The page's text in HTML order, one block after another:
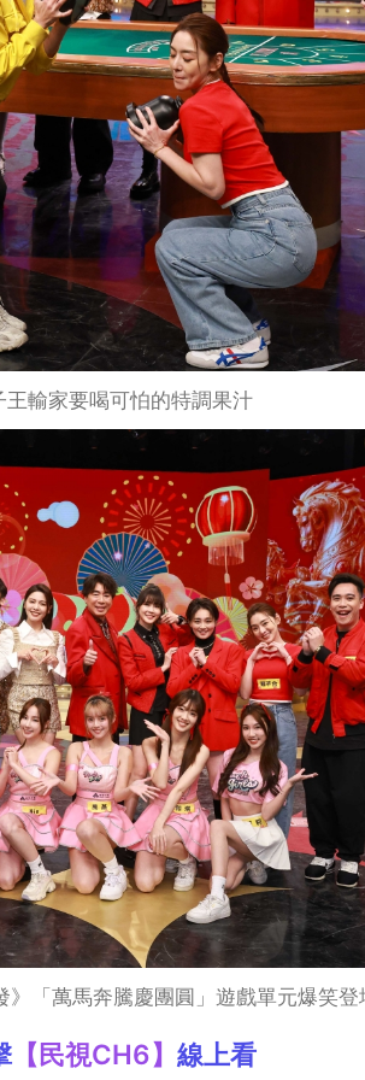
王輸家要喝可怕的特調果汁
》「萬馬奔騰慶團圓」遊戲單元爆笑登
【民視CH6】線上看